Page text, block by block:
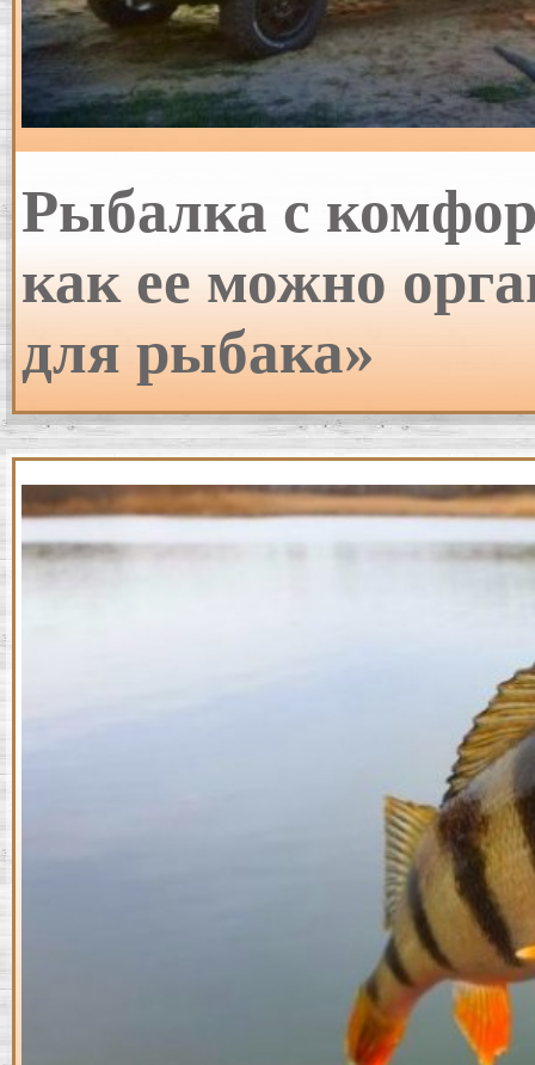
Рыбалка с
как ее можно
для рыбака»